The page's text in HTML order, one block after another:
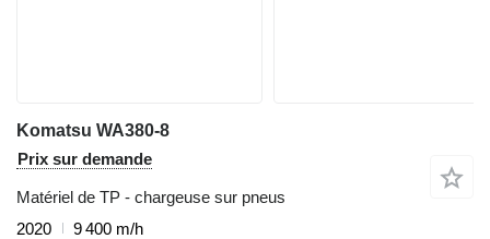
Komatsu WA380-8
Prix sur demande
Matériel de TP - chargeuse sur pneus
2020
9 400 m/h